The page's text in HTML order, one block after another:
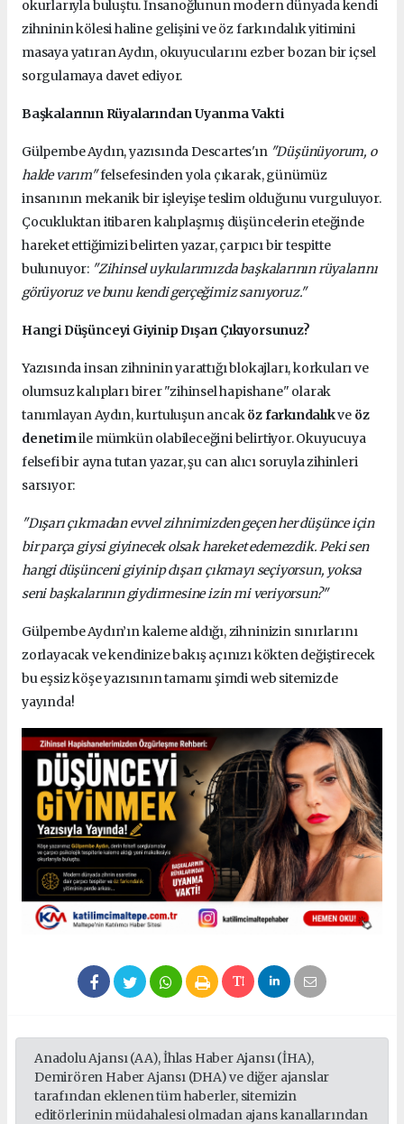
okurlarıyla buluştu. İnsanoğlunun modern dünyada kendi
zihninin kölesi haline gelişini ve öz farkındalık yitimini
masaya yatıran Aydın, okuyucularını ezber bozan bir içsel
sorgulamaya davet ediyor.
Başkalarının Rüyalarından Uyanma Vakti
Gülpembe Aydın, yazısında Descartes'ın "Düşünüyorum, o
halde varım"felsefesinden yola çıkarak, günümüz
insanının mekanik bir işleyişe teslim olduğunu vurguluyor.
Çocukluktan itibaren kalıplaşmış düşüncelerin eteğinde
hareket ettiğimizi belirten yazar, çarpıcı bir tespitte
bulunuyor: "Zihinsel uykularımızda başkalarının rüyalarını
görüyoruz ve bunu kendi gerçeğimiz sanıyoruz."
Hangi Düşünceyi Giyinip Dışarı Çıkıyorsunuz?
Yazısında insan zihninin yarattığı blokajları, korkuları ve
olumsuz kalıpları birer "zihinsel hapishane" olarak
tanımlayan Aydın, kurtuluşun ancaköz farkındalıkve öz
denetimile mümkün olabileceğini belirtiyor. Okuyucuya
felsefi bir ayna tutan yazar, şu can alıcı soruyla zihinleri
sarsıyor:
"Dışarı çıkmadan evvel zihnimizden geçen her düşünce için
bir parça giysi giyinecek olsak hareket edemezdik. Peki sen
hangi düşünceni giyinip dışarı çıkmayı seçiyorsun, yoksa
seni başkalarının giydirmesine izin mi veriyorsun?"
Gülpembe Aydın’ın kaleme aldığı, zihninizin sınırlarını
zorlayacak ve kendinize bakış açınızı kökten değiştirecek
bu eşsiz köşe yazısının tamamı şimdi web sitemizde
yayında!
Anadolu Ajansı (AA), İhlas Haber Ajansı (İHA),
Demirören Haber Ajansı (DHA) ve diğer ajanslar
tarafından eklenen tüm haberler, sitemizin
editörlerinin müdahalesi olmadan ajans kanallarından